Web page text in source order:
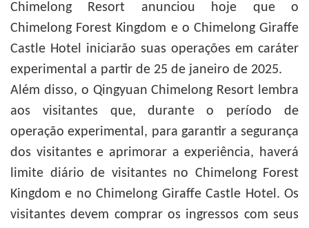
Chimelong Resort anunciou hoje que o
Chimelong Forest Kingdom e o Chimelong Giraffe
Castle Hotel iniciarão suas operações em caráter
experimental a partir de 25 de janeiro de 2025.
Além disso, o Qingyuan Chimelong Resort lembra
aos visitantes que, durante o período de
operação experimental, para garantir a segurança
dos visitantes e aprimorar a experiência, haverá
limite diário de visitantes no Chimelong Forest
Kingdom e no Chimelong Giraffe Castle Hotel. Os
visitantes devem comprar os ingressos com seus